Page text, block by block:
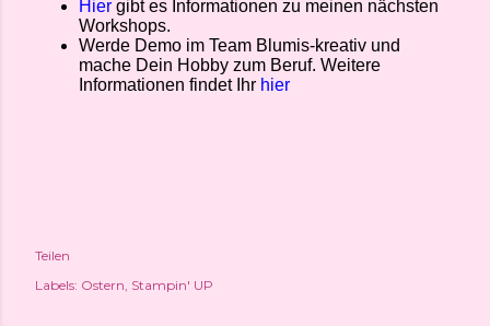
Hier gibt es Informationen zu meinen nächsten
Workshops.
Werde Demo im Team Blumis-kreativ und
mache Dein Hobby zum Beruf. Weitere
Informationen findet Ihr hier
Teilen
Labels: Ostern Stampin' UP